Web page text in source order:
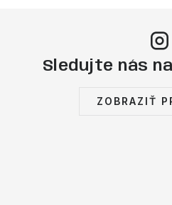
Sledujte nás
ZOBRAZIŤ